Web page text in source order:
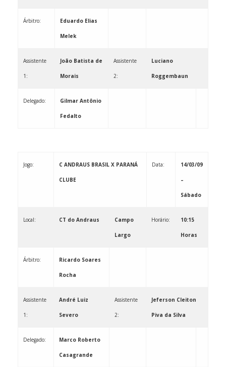
Árbitro: Eduardo Elias
Melek
Assistente
1:
João Batista de
Morais
Assistente
2:
Luciano
Roggembaun
Delegado: Gilmar Antônio
Fedalto
Jogo: C ANDRAUS BRASIL X PARANÁ
CLUBE
Data: 14/03/09
–
Sábado
Local: CT do Andraus Campo
Largo
Horário: 10:15
Horas
Árbitro: Ricardo Soares
Rocha
Assistente
1:
André Luiz
Severo
Assistente
2:
Jeferson Cleiton
Piva da Silva
Delegado: Marco Roberto
Casagrande